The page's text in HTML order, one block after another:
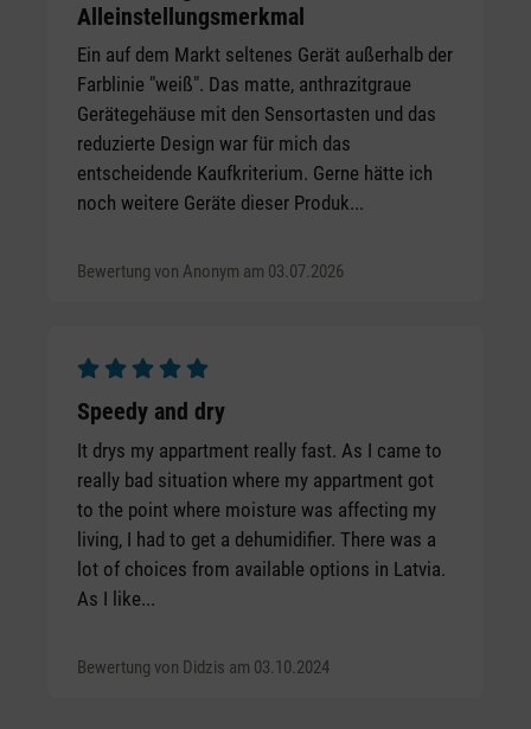
Alleinstellungsmerkmal
Ein auf dem Markt seltenes Gerät außerhalb der
Farblinie "weiß". Das matte, anthrazitgraue
Gerätegehäuse mit den Sensortasten und das
reduzierte Design war für mich das
entscheidende Kaufkriterium. Gerne hätte ich
noch weitere Geräte dieser Produk...
Bewertung von Anonym am 03.07.2026
Durchschnittliche Bewertung von 5 von 5 Sternen
Speedy and dry
It drys my appartment really fast. As I came to
really bad situation where my appartment got
to the point where moisture was affecting my
living, I had to get a dehumidifier. There was a
lot of choices from available options in Latvia.
As I like...
Bewertung von Didzis am 03.10.2024